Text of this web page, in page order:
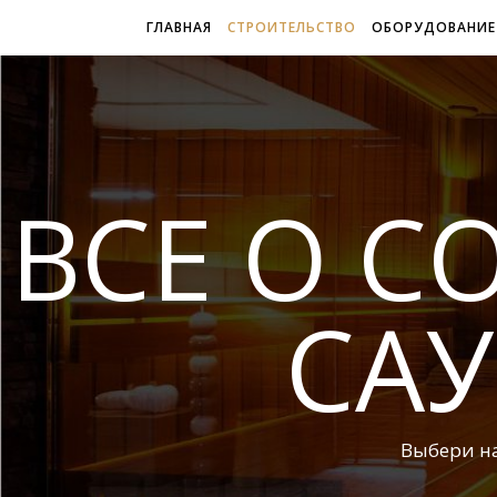
ГЛАВНАЯ СТРОИТЕЛЬСТВО ОБОРУДОВАНИЕ
ВСЕ О
Выбери